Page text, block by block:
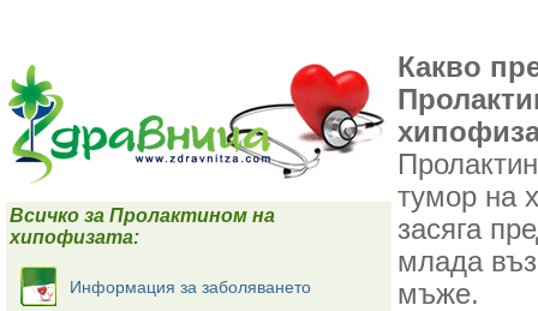
Всичко за Пролактином на
хипофизата:
Информация за заболяването
Какво
тумор на
засяга
млада
мъже.